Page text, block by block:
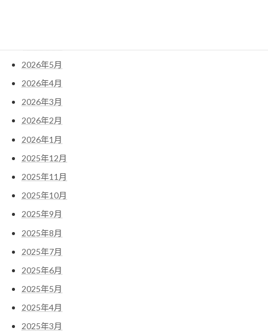
2026年5月
2026年4月
2026年3月
2026年2月
2026年1月
2025年12月
2025年11月
2025年10月
2025年9月
2025年8月
2025年7月
2025年6月
2025年5月
2025年4月
2025年3月